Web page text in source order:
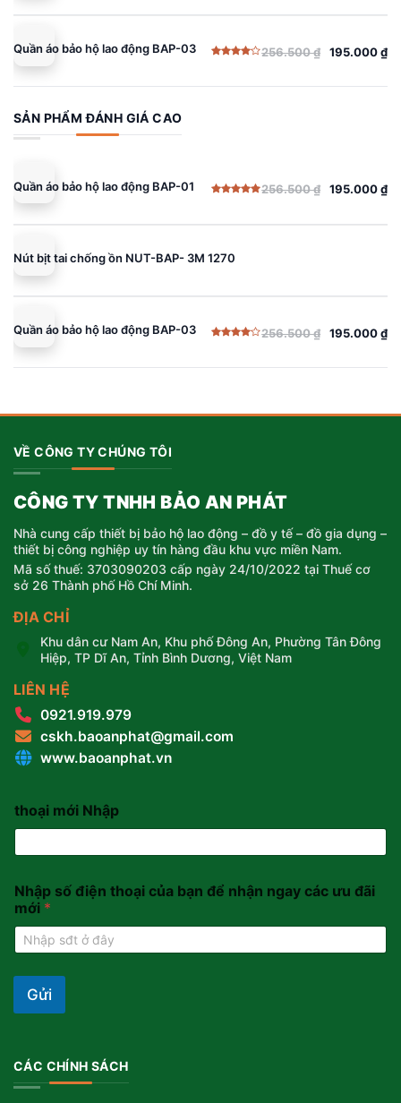
Quần áo bảo hộ lao động BAP-03
hạng
256.500₫
Giá
là:
256.500 ₫.
195.000₫
Giá
tại
là:
195.000 ₫.
SẢN PHẨM ĐÁNH GIÁ CAO
Quần áo bảo hộ lao động BAP-01
5 sao
256.500₫
Giá
là:
195.000₫
Giá
tại
195.000 ₫.
Nút bịt tai chống ồn NUT-BAP- 3M 1270
Quần áo bảo hộ lao động BAP-03
hạng
256.500₫
Giá
gốc
là:
195.000₫
Giá
hiện
tại
VỀ CÔNG TY CHÚNG TÔI
CÔNG TY TNHH BẢO AN PHÁT
Nhà cung cấp thiết bị bảo hộ lao động – đồ y tế – đồ gia dụng –
thiết bị công nghiệp uy tín hàng đầu khu vực miền Nam.
Mã số thuế: 3703090203 cấp ngày 24/10/2022 tại Thuế cơ
sở 26 Thành phố Hồ Chí Minh.
ĐỊA CHỈ
Khu dân cư Nam An, Khu phố Đông An, Phường Tân Đông
Hiệp, TP Dĩ An, Tỉnh Bình Dương, Việt Nam
LIÊN HỆ
0921.919.979
cskh.baoanphat@gmail.com
www.baoanphat.vn
thoại mới Nhập
Nhập số điện thoại của bạn để nhận ngay các ưu đãi
mới *
Gửi
CÁC CHÍNH SÁCH